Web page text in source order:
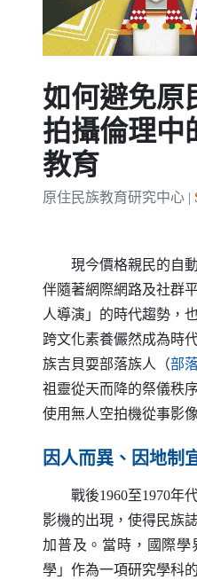
如何避免原
拍攝倫理中
教育
原住民族教育研究中心 |
現今價格親民的自動
伴隨著網際網路及社群
人導演」的時代趨勢，
跨文化素養儼然成為時
族吉貝耍部落族人（部
祖靈從天而降的祭儀秩
使用無人空拍機從事影
因人而異、因地制
戰後1960至1970年代
影機的出現，使得民族
加普及。當時，國際學
學」作為一項研究學科